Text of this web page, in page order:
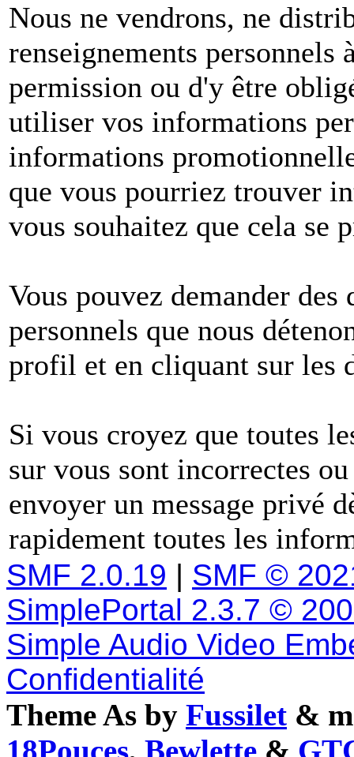
Nous ne vendrons, ne
renseignements
permission ou d'y être
utiliser vos informations
informations
que vous pourriez trouver
vous souhaitez que cela se
Vous pouvez demander
personnels que nous
profil et en cliquant sur les
Si vous croyez que toutes
sur vous sont incorrectes
envoyer un message privé
rapidement toutes les
SMF 2.0.19 | SMF ©
SimplePortal 2.3.7 ©
Simple Audio Video
Confidentialité
Theme As by Fussilet &